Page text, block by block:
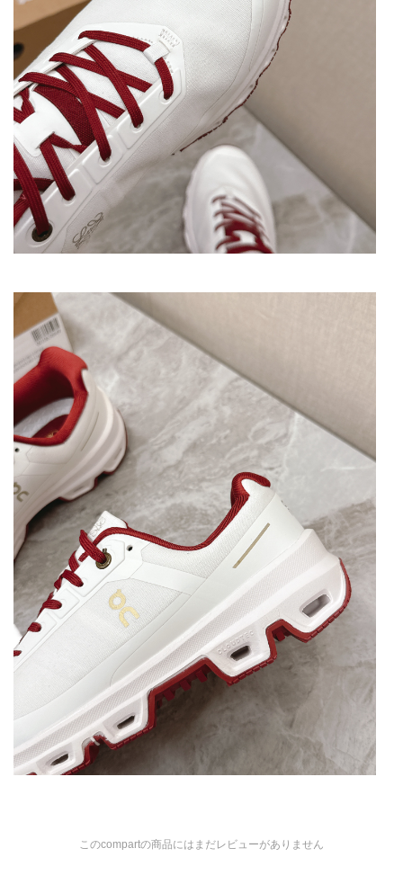
このcompartの商品にはまだレビューがありません